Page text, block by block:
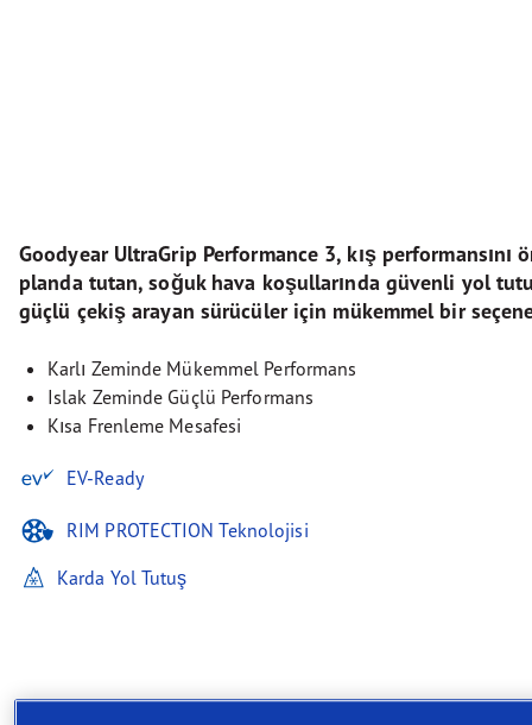
Goodyear UltraGrip Performance 3, kış performansını
planda tutan, soğuk hava koşullarında güvenli yol
güçlü çekiş arayan sürücüler için mükemmel bir
Karlı Zeminde Mükemmel Performans
Islak Zeminde Güçlü Performans
Kısa Frenleme Mesafesi
EV-Ready
RIM PROTECTION Teknolojisi
Karda Yol Tutuş